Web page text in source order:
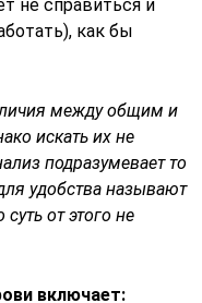
элементов
кровяных телец,
этот пигмент
белыми
эозинофилы,
анализаторе, хотя
осядут на дно);